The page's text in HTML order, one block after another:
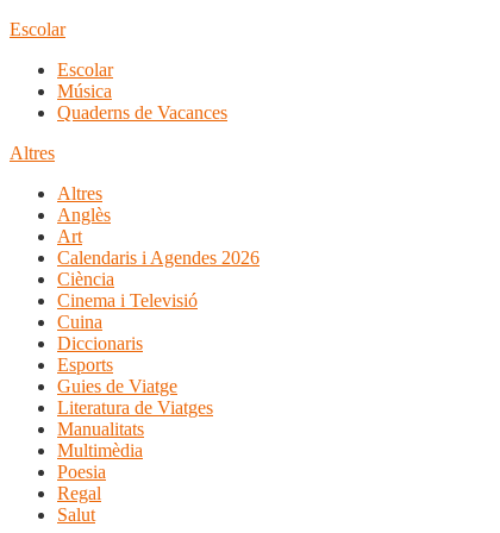
Escolar
Escolar
Música
Quaderns de Vacances
Altres
Altres
Anglès
Art
Calendaris i Agendes 2026
Ciència
Cinema i Televisió
Cuina
Diccionaris
Esports
Guies de Viatge
Literatura de Viatges
Manualitats
Multimèdia
Poesia
Regal
Salut